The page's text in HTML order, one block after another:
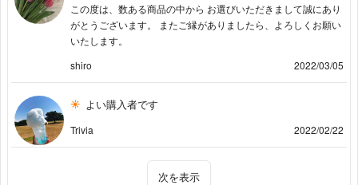
この度は、数ある商品の中から お選びいただきまして誠にあり
がとうございます。 またご縁がありましたら、よろしくお願い
いたします。
shiro
2022/03/05
よい購入者です
Trivia 2022/02/22
次を表示